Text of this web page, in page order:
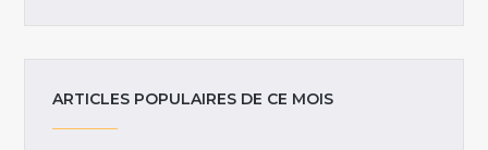
ARTICLES POPULAIRES DE CE MOIS